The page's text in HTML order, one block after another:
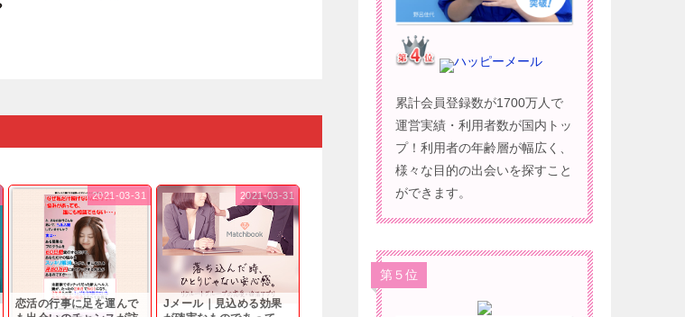
恋活の行事に足を運んで
2021-03-31
Jメール｜見込める効果
2021-03-31
ハッピーメール
累計会員登録数が1700万人で
運営実績・利用者数が国内トッ
プ！利用者の年齢層が幅広く、
様々な目的の出会いを探すこと
ができます。
第５位